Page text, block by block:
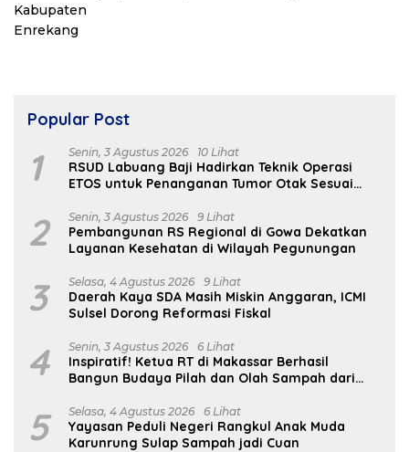
Popular Post
1 Senin, 3 Agustus 2026 10 Lihat
RSUD Labuang Baji Hadirkan Teknik Operasi
ETOS untuk Penanganan Tumor Otak Sesuai
2 Senin, 3 Agustus 2026 9 Lihat
Pembangunan RS Regional di Gowa Dekatkan
Layanan Kesehatan di Wilayah Pegunungan
3 Selasa, 4 Agustus 2026 9 Lihat
Daerah Kaya SDA Masih Miskin Anggaran, ICMI
Sulsel Dorong Reformasi Fiskal
4 Senin, 3 Agustus 2026 6 Lihat
Inspiratif! Ketua RT di Makassar Berhasil
Bangun Budaya Pilah dan Olah Sampah dari
5 Selasa, 4 Agustus 2026 6 Lihat
Yayasan Peduli Negeri Rangkul Anak Muda
Karunrung Sulap Sampah jadi Cuan